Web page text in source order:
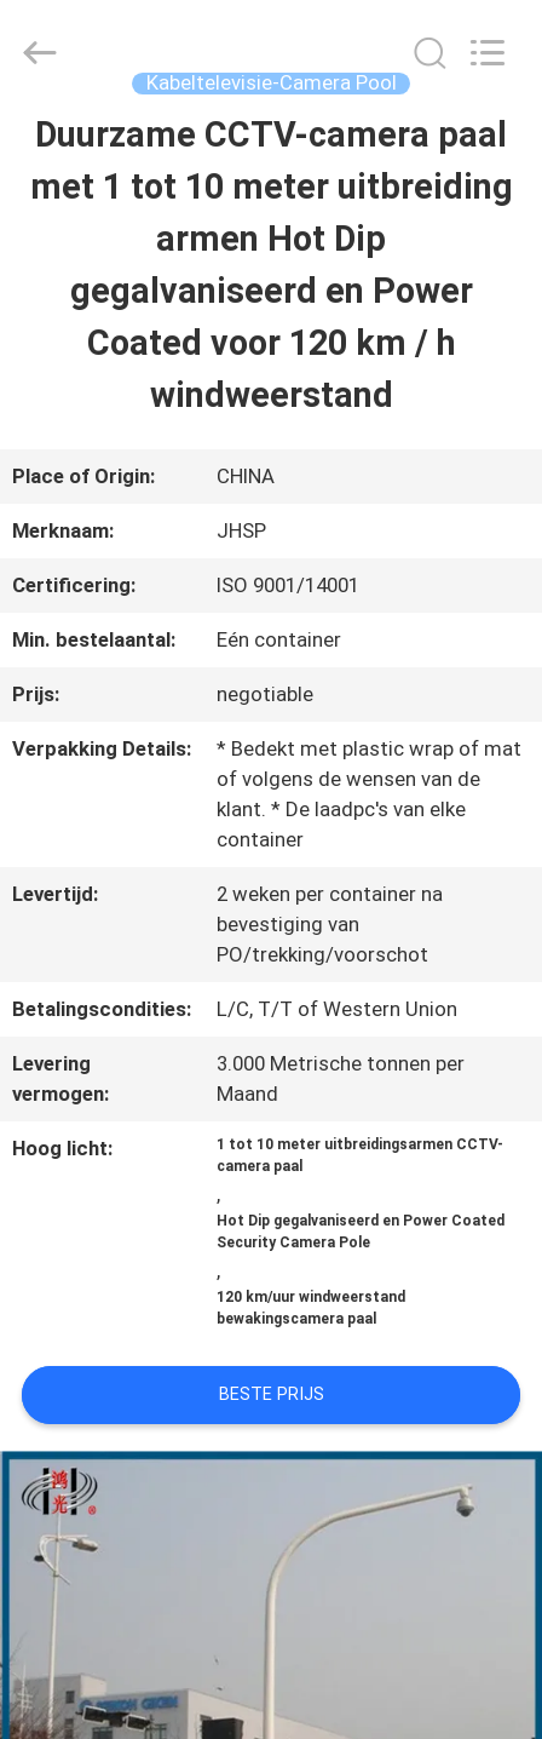
HUIS
PRODUCTEN
VIDEOS
ONGEVEER
ONS
FABRIEKSREIS
KWALITEITSCONTROLE
CONTACTEER
ONS
NIEUWS
VERZOEK
OM EEN
PRIVACYBELEID
steel
Kabeltelevisie-Camera Pool
Duurzame CCTV-camera paal
met 1 tot 10 meter uitbreiding
armen Hot Dip
gegalvaniseerd en Power
Coated voor 120 km / h
windweerstand
Place of Origin: CHINA
Merknaam: JHSP
Certificering: ISO 9001/14001
Min. bestelaantal: Eén container
Prijs: negotiable
Verpakking Details:
* Bedekt met plastic wrap of mat
of volgens de wensen van de
klant. * De laadpc's van elke
container
Levertijd:
2 weken per container na
bevestiging van
PO/trekking/voorschot
Betalingscondities: L/C, T/T of Western Union
Levering
vermogen:
3.000 Metrische tonnen per
Maand
Hoog licht:
1 tot 10 meter uitbreidingsarmen CCTV-
camera paal
,
Hot Dip gegalvaniseerd en Power Coated
Security Camera Pole
,
120 km/uur windweerstand
bewakingscamera paal
BESTE PRIJS